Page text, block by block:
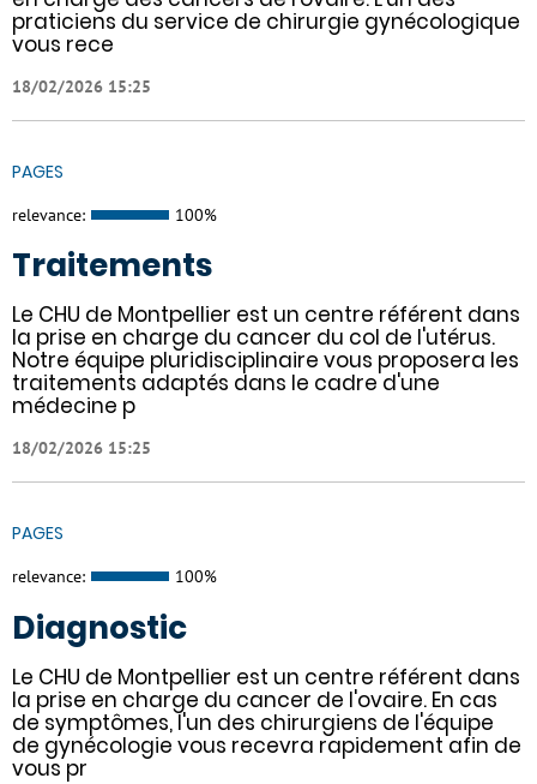
praticiens du service de chirurgie gynécologique
vous rece
18/02/2026 15:25
PAGES
relevance: 100%
Traitements
Le CHU de Montpellier est un centre référent dans
la prise en charge du cancer du col de l'utérus.
Notre équipe pluridisciplinaire vous proposera les
traitements adaptés dans le cadre d'une
médecine p
18/02/2026 15:25
PAGES
relevance: 100%
Diagnostic
Le CHU de Montpellier est un centre référent dans
la prise en charge du cancer de l'ovaire. En cas
de symptômes, l'un des chirurgiens de l'équipe
de gynécologie vous recevra rapidement afin de
vous pr